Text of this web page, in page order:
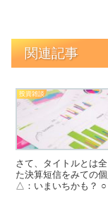
関連記事
投資雑談
さて、タイトルとは
た決算短信をみての
△：いまいちかも？ ○